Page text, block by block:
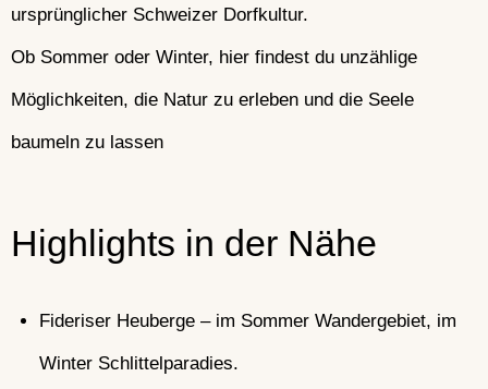
ursprünglicher Schweizer Dorfkultur.
Ob Sommer oder Winter, hier findest du unzählige
Möglichkeiten, die Natur zu erleben und die Seele
baumeln zu lassen
Highlights in der Nähe
Fideriser Heuberge – im Sommer Wandergebiet, im
Winter Schlittelparadies.